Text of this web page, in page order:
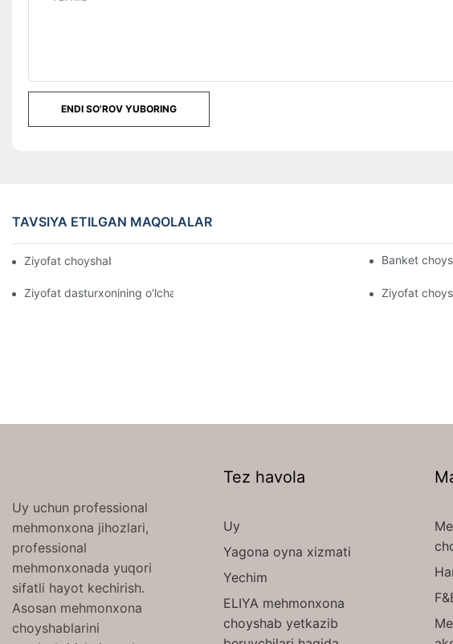
ENDI SO'ROV YUBORING
TAVSIYA ETILGAN MAQOLALAR
Ziyofat choyshablarining afzalliklari Banket
Ziyofat dasturxonining o'lchami qanday? Ziyofat
Uy uchun professional
mehmonxona jihozlari,
professional
mehmonxonada yuqori
sifatli hayot kechirish.
Asosan mehmonxona
choyshablarini
Tez havola
Uy
Yagona oyna xizmati
Yechim
ELIYA mehmonxona
choyshab yetkazib